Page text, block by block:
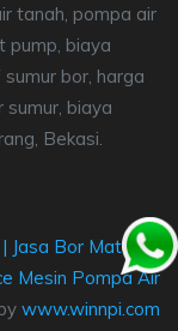
tanah, pompa air
pump, biaya
bor, harga
sumur, biaya
Bekasi.
| Jasa Bor Mata Air
Mesin Pompa Air
www.winnpi.com